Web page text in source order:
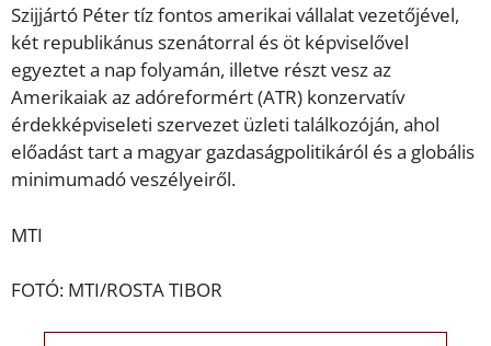
Szijjártó Péter tíz fontos amerikai vállalat vezetőjével,
két republikánus szenátorral és öt képviselővel
egyeztet a nap folyamán, illetve részt vesz az
Amerikaiak az adóreformért (ATR) konzervatív
érdekképviseleti szervezet üzleti találkozóján, ahol
előadást tart a magyar gazdaságpolitikáról és a globális
minimumadó veszélyeiről.
MTI
FOTÓ: MTI/ROSTA TIBOR